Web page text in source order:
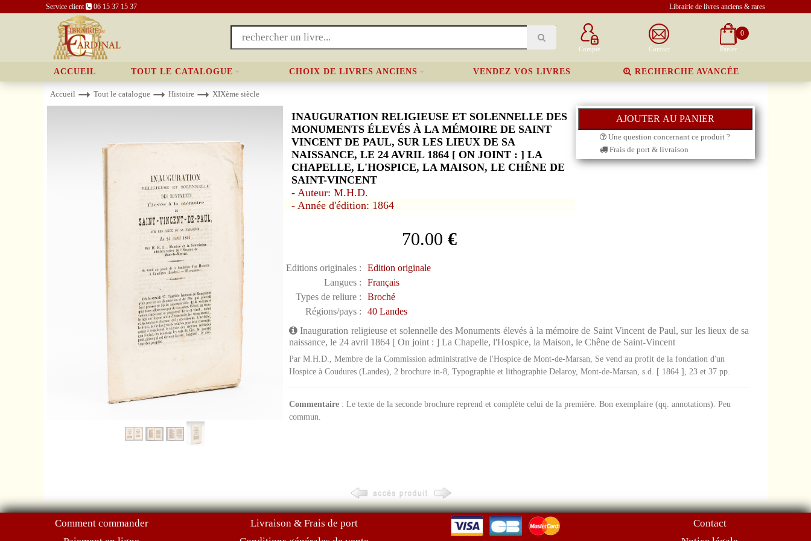
Service client 06 15 37 15 37 Librairie de livres anciens & rares
Compte Contact
0
Panier
ACCUEIL TOUT LE CATALOGUE CHOIX DE LIVRES ANCIENS VENDEZ VOS LIVRES RECHERCHE AVANCÉE
Accueil Tout le catalogue Histoire XIXème siècle
INAUGURATION RELIGIEUSE ET SOLENNELLE DES
MONUMENTS ÉLEVÉS À LA MÉMOIRE DE SAINT
VINCENT DE PAUL, SUR LES LIEUX DE SA
NAISSANCE, LE 24 AVRIL 1864 [ ON JOINT : ] LA
CHAPELLE, L'HOSPICE, LA MAISON, LE CHÊNE DE
SAINT-VINCENT
- Auteur: M.H.D.
- Année d'édition: 1864
70.00 €
Editions originales :
Edition originale
Langues :
Français
Types de reliure :
Broché
Régions/pays :
40 Landes
Une question concernant ce produit ?
Frais de port & livraison
Inauguration religieuse et solennelle des Monuments élevés à la mémoire de Saint Vincent de Paul, sur les lieux de sa
naissance, le 24 avril 1864 [ On joint : ] La Chapelle, l'Hospice, la Maison, le Chêne de Saint-Vincent
Par M.H.D., Membre de la Commission administrative de l'Hospice de Mont-de-Marsan, Se vend au profit de la fondation d'un
Hospice à Coudures (Landes), 2 brochure in-8, Typographie et lithographie Delaroy, Mont-de-Marsan, s.d. [ 1864 ], 23 et 37 pp.
Commentaire: Le texte de la seconde brochure reprend et complète celui de la première. Bon exemplaire (qq. annotations). Peu
commun.
Comment commander
Livraison & Frais de port
Contact